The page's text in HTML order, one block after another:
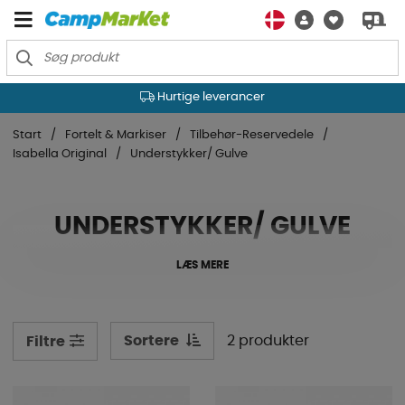
Hurtige leverancer
Start Fortelt & Markiser
Tilbehør-Reservedele
Isabella Original
Understykker/ Gulve
UNDERSTYKKER/ GULVE
LÆS MERE
Filtre Sortere 2 produkter